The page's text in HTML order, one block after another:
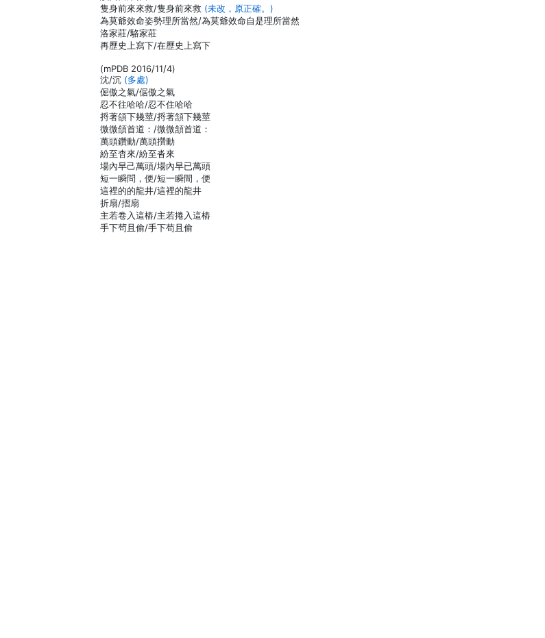
隻身前來來救/隻身前來救 (未改，原正確。)
為莫爺效命姿勢理所當然/為莫爺效命自是理所當然
洛家莊/駱家莊
再歷史上寫下/在歷史上寫下
(mPDB 2016/11/4)
沈/沉 (多處)
倔傲之氣/倨傲之氣
忍不往哈哈/忍不住哈哈
捋著頜下幾莖/捋著頷下幾莖
微微頜首道：/微微頷首道：
萬頭鑽動/萬頭攢動
紛至杳來/紛至沓來
場內早己萬頭/場內早已萬頭
短一瞬問，便/短一瞬間，便
這裡的的龍井/這裡的龍井
折扇/摺扇
主若卷入這樁/主若捲入這樁
手下茍且偷/手下苟且偷